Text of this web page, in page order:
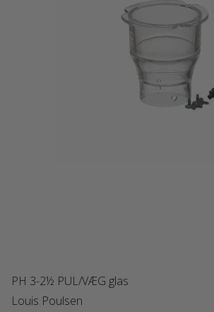
PH 3-2½ PUL/VÆG glas
Louis Poulsen